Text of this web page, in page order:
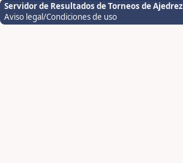
Servidor de Resultados de Torneos de Ajedrez
Aviso legal/Condiciones de uso